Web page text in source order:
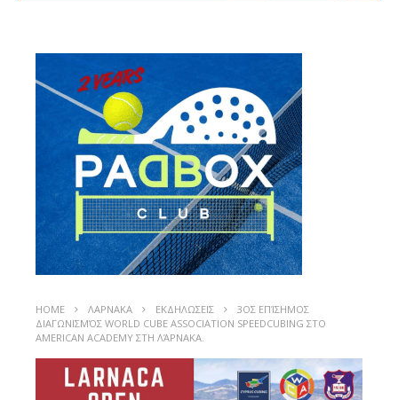
HOME ΛΑΡΝΑΚΑ ΕΚΔΗΛΩΣΕΙΣ
3ΟΣ ΕΠΊΣΗΜΟΣ
ΔΙΑΓΩΝΙΣΜΌΣ WORLD CUBE ASSOCIATION SPEEDCUBING ΣΤΟ
AMERICAN ACADEMY ΣΤΗ ΛΆΡΝΑΚΑ.